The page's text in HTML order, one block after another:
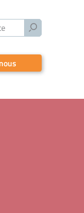
Lancer
recherche